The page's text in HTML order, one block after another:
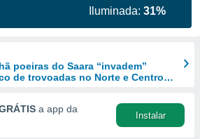
Iluminada:31%
poeiras do Saara “invadem”
de trovoadas no Norte e Centro
a app da
Instalar